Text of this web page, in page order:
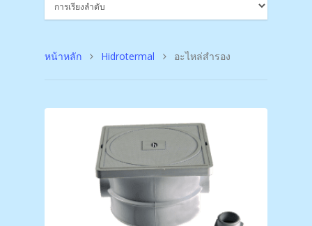
หน้าหลัก Hidrotermal อะไหล่สำรอง